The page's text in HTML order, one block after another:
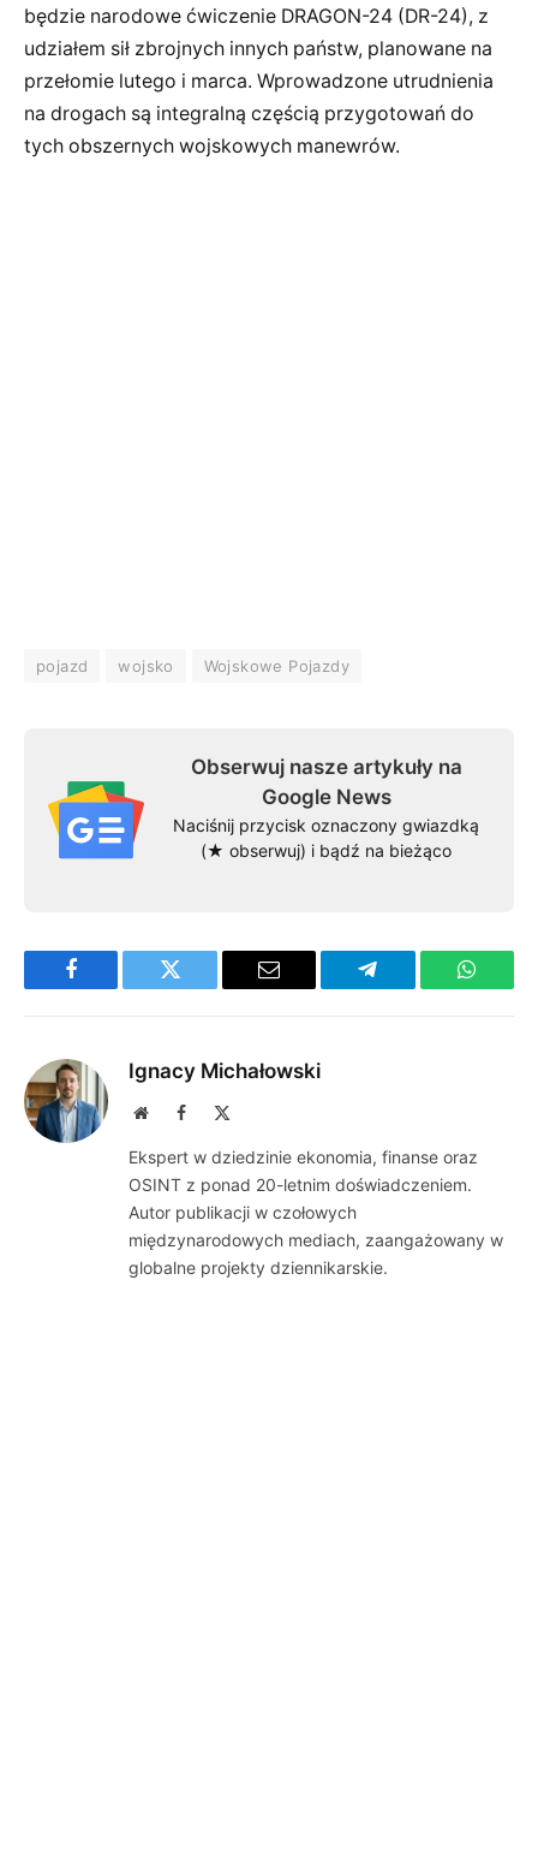
będzie narodowe ćwiczenie DRAGON-24 (DR-24), z
udziałem sił zbrojnych innych państw, planowane na
przełomie lutego i marca. Wprowadzone utrudnienia
na drogach są integralną częścią przygotowań do
tych obszernych wojskowych manewrów.
pojazd wojsko Wojskowe Pojazdy
Obserwuj nasze artykuły na
Google News
Naciśnij przycisk oznaczony gwiazdką
(★ obserwuj) i bądź na bieżąco
Facebook Twitter Email Telegram
Ignacy Michałowski
WebsiteFacebook
Ekspert w dziedzinie ekonomia, finanse oraz
OSINT z ponad 20-letnim doświadczeniem.
Autor publikacji w czołowych
międzynarodowych mediach, zaangażowany w
globalne projekty dziennikarskie.